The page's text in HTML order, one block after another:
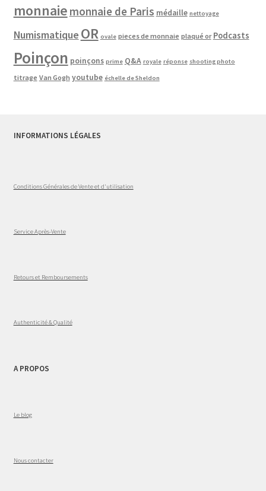
monnaie monnaie de Paris médaille nettoyage
Numismatique OR ovale pieces de monnaie plaqué or Podcasts
Poinçon poinçons prime Q&A royale réponse shooting photo
titrage Van Gogh youtube échelle de Sheldon
INFORMATIONS LÉGALES
Conditions Générales de Vente et d'utilisation
Service Après-Vente
Retours et Remboursements
Authenticité & Qualité
A PROPOS
Le blog
Nous contacter